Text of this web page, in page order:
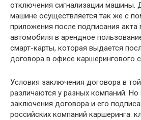
отключения сигнализации машины.
машине осуществляется так же с
приложения после подписания акта
автомобиля в арендное
смарт-карты, которая выдается
договора в офисе каршерингового
Условия заключения договора в
различаются у разных компаний.
заключения договора и его
российских компаний каршеринга: